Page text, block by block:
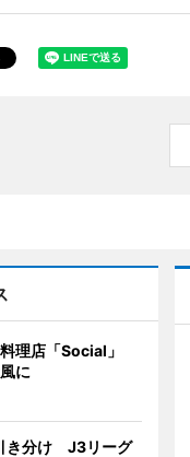
理店「Social」
に
き分け J3リーグ